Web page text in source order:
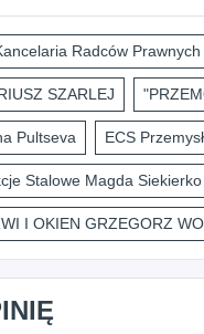
Radców
SZARLEJ
Pultseva ECS
Stalowe Magda Siekierko
I OKIEN GRZEGORZ